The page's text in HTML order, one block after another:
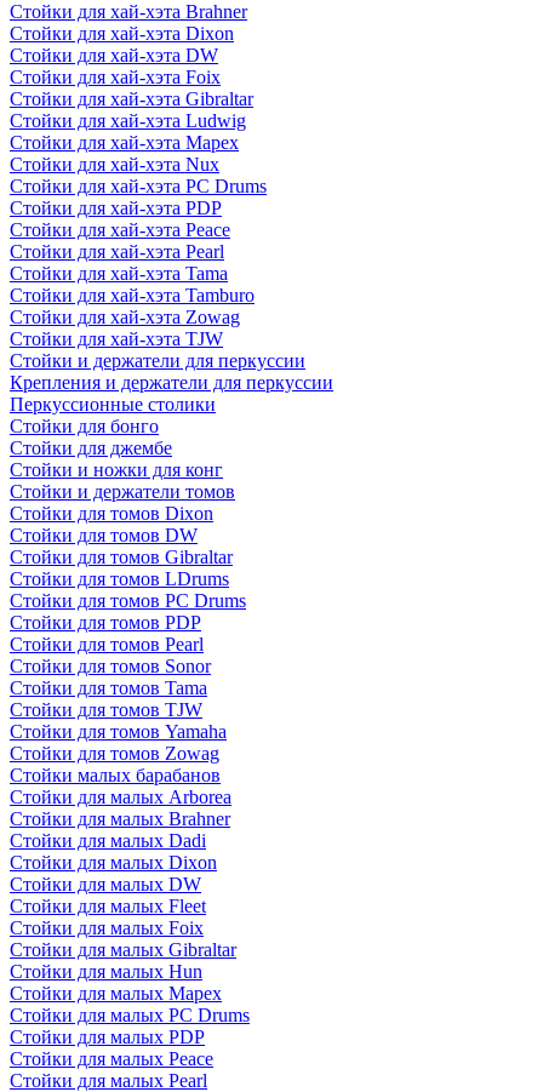
Стойки для хай-хэта Brahner
Стойки для хай-хэта Dixon
Стойки для хай-хэта DW
Стойки для хай-хэта Foix
Стойки для хай-хэта Gibraltar
Стойки для хай-хэта Ludwig
Стойки для хай-хэта Mapex
Стойки для хай-хэта Nux
Стойки для хай-хэта PC Drums
Стойки для хай-хэта PDP
Стойки для хай-хэта Peace
Стойки для хай-хэта Pearl
Стойки для хай-хэта Tama
Стойки для хай-хэта Tamburo
Стойки для хай-хэта Zowag
Стойки для хай-хэта TJW
Стойки и держатели для перкуссии
Крепления и держатели для перкуссии
Перкуссионные столики
Стойки для бонго
Стойки для джембе
Стойки и ножки для конг
Стойки и держатели томов
Стойки для томов Dixon
Стойки для томов DW
Стойки для томов Gibraltar
Стойки для томов LDrums
Стойки для томов PC Drums
Стойки для томов PDP
Стойки для томов Pearl
Стойки для томов Sonor
Стойки для томов Tama
Стойки для томов TJW
Стойки для томов Yamaha
Стойки для томов Zowag
Стойки малых барабанов
Стойки для малых Arborea
Стойки для малых Brahner
Стойки для малых Dadi
Стойки для малых Dixon
Стойки для малых DW
Стойки для малых Fleet
Стойки для малых Foix
Стойки для малых Gibraltar
Стойки для малых Hun
Стойки для малых Mapex
Стойки для малых PC Drums
Стойки для малых PDP
Стойки для малых Peace
Стойки для малых Pearl